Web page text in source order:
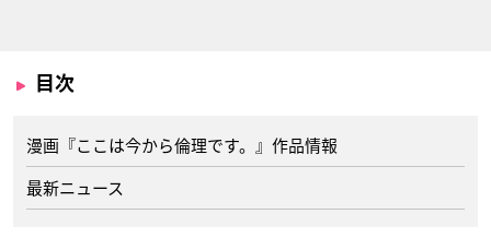
目次
漫画『ここは今から倫理です。』作品情報
最新ニュース